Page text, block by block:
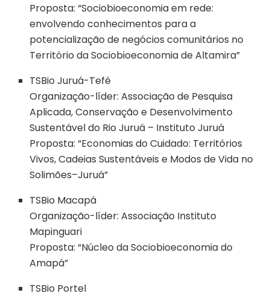
Proposta: “Sociobioeconomia em rede:
envolvendo conhecimentos para a
potencialização de negócios comunitários no
Território da Sociobioeconomia de Altamira”
TSBio Juruá-Tefé
Organização-líder: Associação de Pesquisa
Aplicada, Conservação e Desenvolvimento
Sustentável do Rio Juruá – Instituto Juruá
Proposta: “Economias do Cuidado: Territórios
Vivos, Cadeias Sustentáveis e Modos de Vida no
Solimões–Juruá”
TSBio Macapá
Organização-líder: Associação Instituto
Mapinguari
Proposta: “Núcleo da Sociobioeconomia do
Amapá”
TSBio Portel